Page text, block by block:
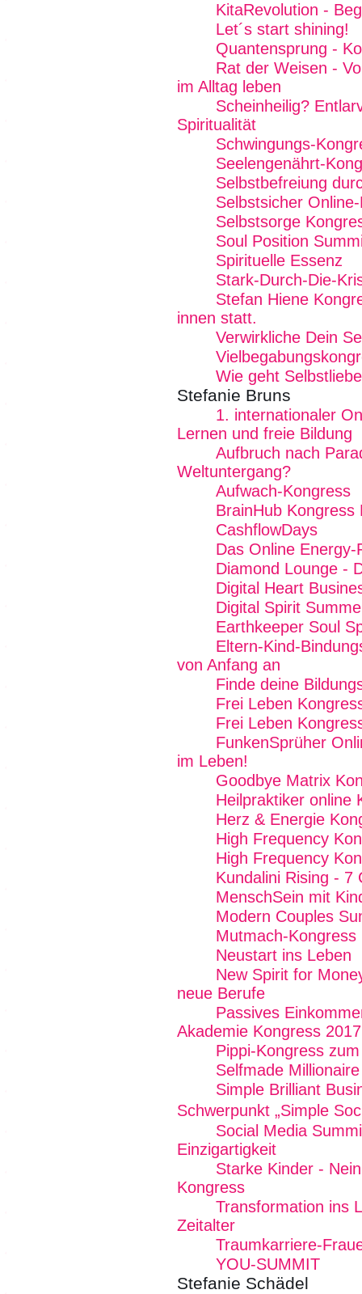
KitaRevolution -
Let´s start shining!
Quantensprung -
Rat der Weisen -
im Alltag leben
Scheinheilig?
Spiritualität
Schwingungs-
Seelengenährt-
Selbstbefreiung
Selbstsicher
Selbstsorge
Soul Position
Spirituelle Essenz
Stark-Durch-Die-
Stefan Hiene
innen statt.
Verwirkliche Dein
Wie geht
Stefanie Bruns
1. internationaler
Lernen und freie Bildung
Aufbruch nach
Weltuntergang?
Aufwach-Kongress
BrainHub Kongress
CashflowDays
Das Online Energy-
Diamond Lounge -
Digital Heart
Digital Spirit
Earthkeeper Soul
Eltern-Kind-
von Anfang an
Finde deine
Frei Leben
Frei Leben
FunkenSprüher
im Leben!
Goodbye Matrix
Heilpraktiker online
Herz & Energie
High Frequency
High Frequency
Kundalini Rising - 7
MenschSein mit
Modern Couples
Mutmach-Kongress
Neustart ins Leben
New Spirit for
neue Berufe
Passives
Akademie Kongress 2017
Pippi-Kongress
Selfmade
Simple Brilliant
Schwerpunkt „Simple
Social Media
Einzigartigkeit
Starke Kinder -
Kongress
Transformation ins
Zeitalter
Traumkarriere-
YOU-SUMMIT
Stefanie Schädel